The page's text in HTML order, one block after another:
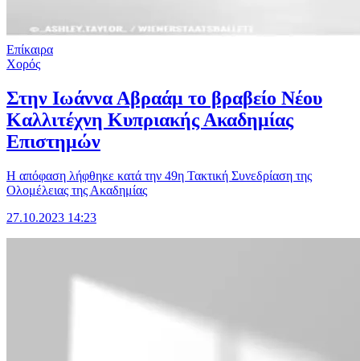
Επίκαιρα
Χορός
Στην Ιωάννα Αβραάμ το βραβείο Νέου
Καλλιτέχνη Κυπριακής Ακαδημίας
Επιστημών
Η απόφαση λήφθηκε κατά την 49η Τακτική Συνεδρίαση της
Ολομέλειας της Ακαδημίας
27.10.2023 14:23